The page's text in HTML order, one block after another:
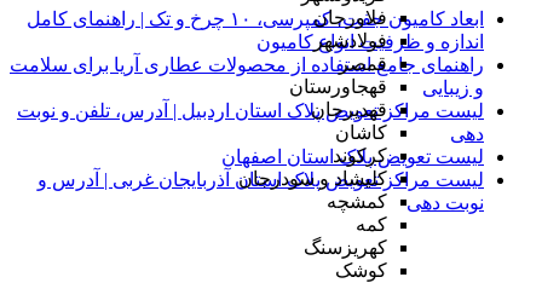
فلاورجان
فولادشهر
قمصر
قهجاورستان
قهدیرجان
کاشان
کرکوند
کلیشاد و سودرجان
کمشچه
کمه
کهریزسنگ
کوشک
ابعاد کامیون جفت، کمپرسی، ۱۰ چرخ و تک | راهنمای کامل
اندازه و ظرفیت انواع کامیون
راهنمای جامع استفاده از محصولات عطاری آریا برای سلامت
و زیبایی
لیست مراکز تعویض پلاک استان اردبیل | آدرس، تلفن و نوبت
دهی
لیست تعویض پلاک استان اصفهان
لیست مراکز تعویض پلاک استان آذربایجان غربی | آدرس و
نوبت دهی